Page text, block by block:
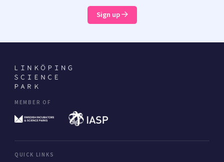
Sign up
MEMBER OF
QUICK LINKS